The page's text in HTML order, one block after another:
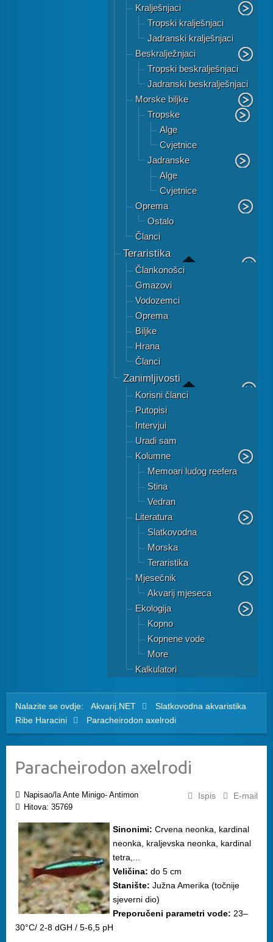
Kralješnjaci
Tropski kralješnjaci
Jadranski kralješnjaci
Beskralježnjaci
Tropski beskralješnjaci
Jadranski beskralješnjaci
Morske biljke
Tropske
Alge
Cvjetnice
Jadranske
Alge
Cvjetnice
Oprema
Ostalo
Članci
Teraristika
Člankonošci
Gmazovi
Vodozemci
Oprema
Biljke
Hrana
Članci
Zanimljivosti
Korisni članci
Putopisi
Intervjui
Uradi sam
Kolumne
Memoari ludog reefera
Stina
Vedran
Literatura
Slatkovodna
Morska
Teraristika
Mjesečnik
Akvarij mjeseca
Ekologija
Kopno
Kopnene vode
More
Kalkulatori
Nalazite se ovdje: Akvarij.NET
Slatkovodna akvaristika
Ribe Haracini Paracheirodon axelrodi
Paracheirodon axelrodi
Ispis E-mail
Napisao/la Ante Minigo- Antimon
Hitova: 35769
Sinonimi: Crvena neonka, kardinal
neonka, kraljevska neonka, kardinal
tetra,...
Veličina: do 5 cm
Stanište: Južna Amerika (točnije
sjeverni dio)
Preporučeni parametri vode: 23–
30°C/ 2-8 dGH / 5-6,5 pH